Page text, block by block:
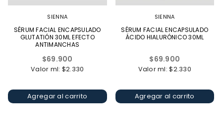
SIENNA
SÉRUM FACIAL ENCAPSULADO
GLUTATIÓN 30ML EFECTO
ANTIMANCHAS
Precio
habitual
$69.900
Valor ml: $2.330
Agregar al carrito
SIENNA
SÉRUM FACIAL ENCAPSULADO
ÁCIDO HIALURÓNICO 30ML
Precio
habitual
$69.900
Valor ml: $2.330
Agregar al carrito